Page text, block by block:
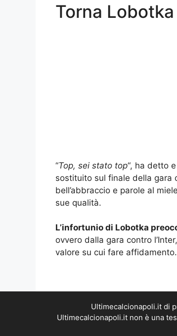
Torna
“Top, sei stato top“, ha detto
sostituito sul finale della gara
bell’abbraccio e parole al
sue qualità.
L’infortunio di Lobotka
ovvero dalla gara contro
valore su cui fare affidamento.
Ultimecalcionapoli.it di
Ultimecalcionapoli.it non è una